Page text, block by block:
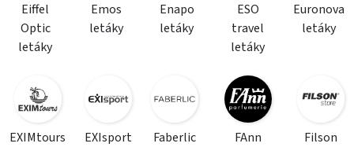
Eiffel
Optic
letáky
Emos
letáky
Enapo
letáky
ESO
travel
letáky
Euronova
letáky
EXIMtours
EXIsport
Faberlic
FAnn
Filson